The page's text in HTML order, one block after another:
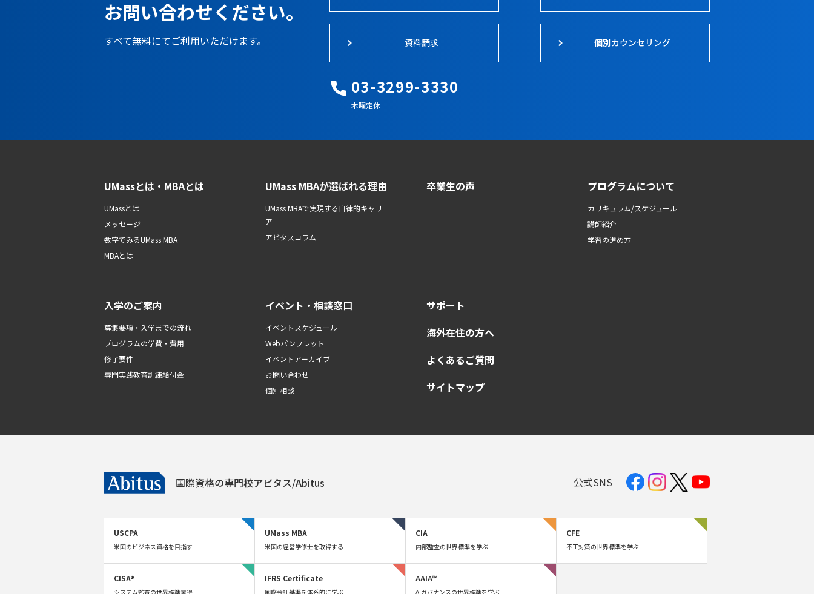
お問い合わせください。
すべて無料にてご利用いただけます。 資料請求 個別カウンセリング
03-3299-3330
木曜定休
UMassとは・MBAとは
UMassとは
メッセージ
数字でみるUMass MBA
MBAとは
UMass MBAが選ばれる理由
UMass MBAで実現する自律的キャリ
ア
アビタスコラム
卒業生の声 プログラムについて
カリキュラム/スケジュール
講師紹介
学習の進め方
入学のご案内
募集要項・入学までの流れ
プログラムの学費・費用
修了要件
専門実践教育訓練給付金
イベント・相談窓口
イベントスケジュール
Webパンフレット
イベントアーカイブ
お問い合わせ
個別相談
サポート
海外在住の方へ
よくあるご質問
サイトマップ
国際資格の専門校アビタス/Abitus 公式SNS
USCPA
米国のビジネス資格を目指す
UMass MBA
米国の経営学修士を取得する
CIA
内部監査の世界標準を学ぶ
CFE
不正対策の世界標準を学ぶ
CISA®
システム監査の世界標準習得
IFRS Certificate
国際会計基準を体系的に学ぶ
AAIA™
AIガバナンスの世界標準を学ぶ